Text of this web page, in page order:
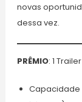
novas
dessa vez.
PRÊMIO: 1
Capacidade